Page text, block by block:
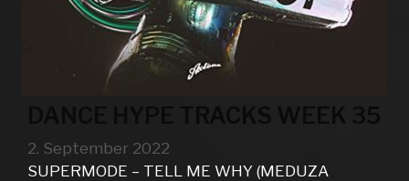
2. September 2022
SUPERMODE – TELL ME WHY (MEDUZA